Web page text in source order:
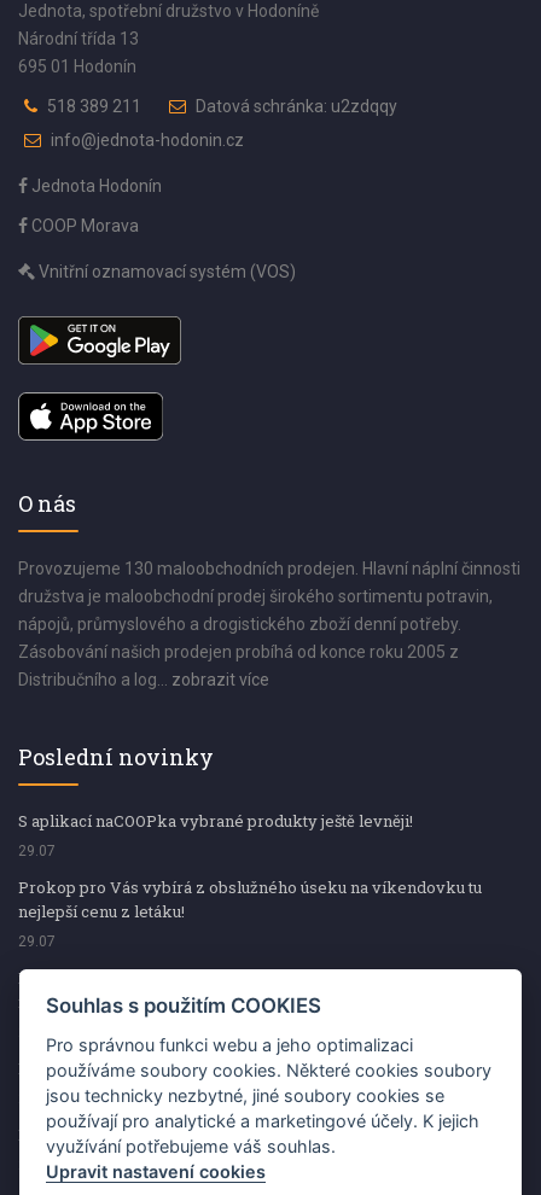
Jednota, spotřební družstvo v Hodoníně
Národní třída 13
695 01 Hodonín
518 389 211
Datová schránka: u2zdqqy
info@jednota-hodonin.cz
Jednota Hodonín
COOP Morava
Vnitřní oznamovací systém (VOS)
O nás
Provozujeme 130 maloobchodních prodejen. Hlavní náplní činnosti
družstva je maloobchodní prodej širokého sortimentu potravin,
nápojů, průmyslového a drogistického zboží denní potřeby.
Zásobování našich prodejen probíhá od konce roku 2005 z
Distribučního a log... zobrazit více
Poslední novinky
S aplikací naCOOPka vybrané produkty ještě levněji!
29.07
Prokop pro Vás vybírá z obslužného úseku na víkendovku tu
nejlepší cenu z letáku!
29.07
Prokop pro Vás vybírá z obslužného úseku na víkendovku tu
nejlepší cenu z letáku!
Kup špekáčky od Váhaly a vyhraj s naCOOPkou sekerku Fiskars
29.07
Prokop pro Vás vybírá na víkendovku ty nejlepší ceny z letáku!
29.07
Souhlas s použitím COOKIES
Pro správnou funkci webu a jeho optimalizaci
používáme soubory cookies. Některé cookies soubory
jsou technicky nezbytné, jiné soubory cookies se
používají pro analytické a marketingové účely. K jejich
využívání potřebujeme váš souhlas.
Upravit nastavení cookies